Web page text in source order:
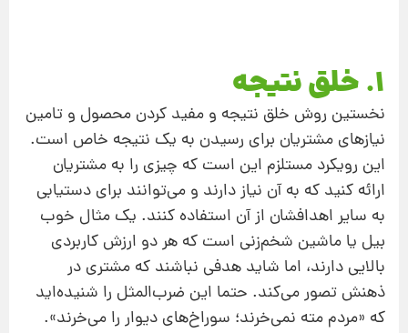
1. خلق نتیجه
نخستین روش خلق نتیجه و مفید کردن محصول و تامین
نیازهای مشتریان برای رسیدن به یک نتیجه خاص است.
این رویکرد مستلزم این است که چیزی را به مشتریان
ارائه کنید که به آن نیاز دارند و می‌توانند برای دستیابی
به سایر اهدافشان از آن استفاده کنند. یک مثال خوب
بیل یا ماشین شخم‌زنی است که هر دو ارزش کاربردی
بالایی دارند، اما شاید هدفی نباشند که مشتری در
ذهنش تصور می‌کند. حتما این ضرب‌المثل را شنیده‌اید
که «مردم مته نمی‌خرند؛ سوراخ‌های دیوار را می‌خرند».